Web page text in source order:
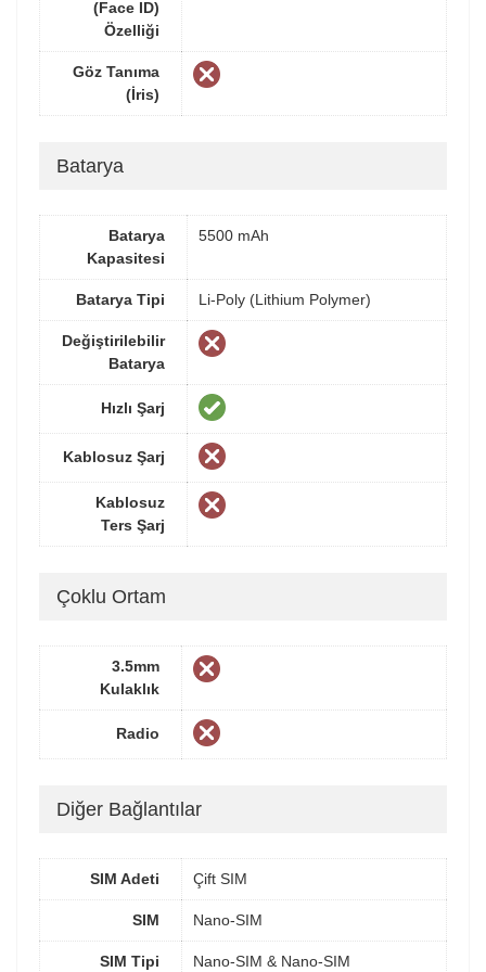
(Face ID)
Özelliği
Göz Tanıma
(İris)
Batarya
Batarya
Kapasitesi
5500 mAh
Batarya Tipi Li-Poly (Lithium Polymer)
Değiştirilebilir
Batarya
Hızlı Şarj
Kablosuz Şarj
Kablosuz
Ters Şarj
Çoklu Ortam
3.5mm
Kulaklık
Radio
Diğer Bağlantılar
SIM Adeti Çift SIM
SIM Nano-SIM
SIM Tipi Nano-SIM & Nano-SIM